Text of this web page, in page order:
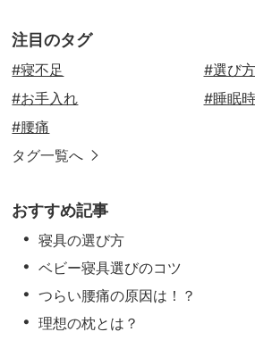
注目のタグ
#寝不足
#選び方
#お手入れ
#睡眠
#腰痛
タグ一覧へ
おすすめ記事
寝具の選び方
ベビー寝具選びのコツ
つらい腰痛の原因は！？
理想の枕とは？